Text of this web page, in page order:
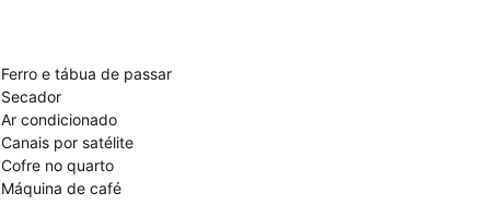
Ferro e tábua de passar
Secador
Ar condicionado
Canais por satélite
Cofre no quarto
Máquina de café